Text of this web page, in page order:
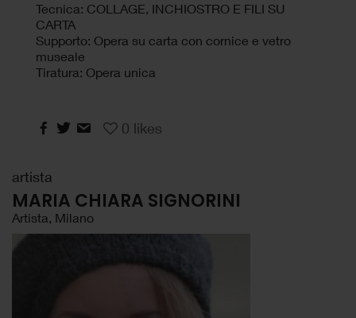
Tecnica: COLLAGE, INCHIOSTRO E FILI SU
CARTA
Supporto: Opera su carta con cornice e vetro
museale
Tiratura: Opera unica
0 likes
artista
MARIA CHIARA SIGNORINI
Artista, Milano